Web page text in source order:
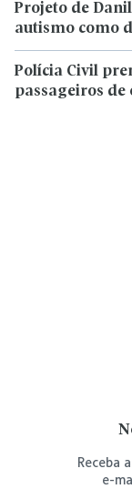
Projeto de
autismo como
Polícia Civil
passageiros
Receba
e-